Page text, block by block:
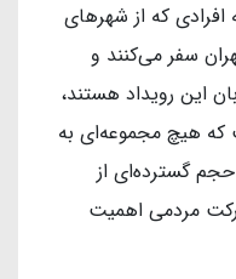
که از شهرهای
سفر می‌کنند و
این رویداد هستند،
که هیچ مجموعه‌ای به
گسترده‌ای از
مردمی اهمیت